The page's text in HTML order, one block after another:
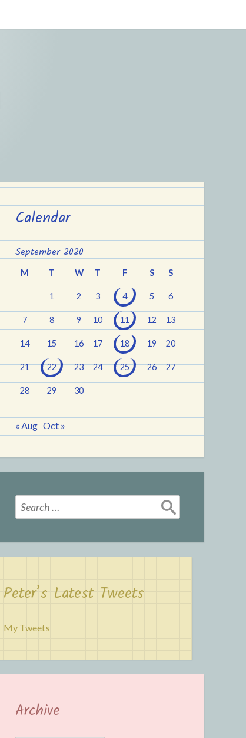
Calendar
September 2020
M T W T F S S
1 2 3 4 5 6
7 8 9 10 11 12 13
14 15 16 17 18 19 20
21 22 23 24 25 26 27
28 29 30
« Aug Oct »
Search
for:
Peter’s Latest Tweets
My Tweets
Archive